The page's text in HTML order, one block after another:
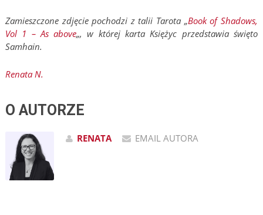
Zamieszczone zdjęcie pochodzi z talii Tarota „Book of Shadows,
Vol 1 – As above„, w której karta Księżyc przedstawia święto
Samhain.
Renata N.
O AUTORZE
RENATA EMAIL AUTORA